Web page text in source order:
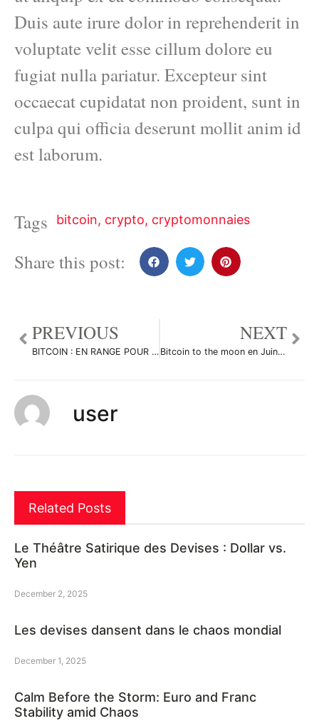
Duis aute irure dolor in reprehenderit in
voluptate velit esse cillum dolore eu
fugiat nulla pariatur. Excepteur sint
occaecat cupidatat non proident, sunt in
culpa qui officia deserunt mollit anim id
est laborum.
Tags bitcoin, crypto, cryptomonnaies
Share this post:
PREVIOUS
BITCOIN : EN RANGE POUR LE MOMENT par NOURCAPITAL
NEXT
Bitcoin to the moon en Juin? par TadingTry
user
Related Posts
Le Théâtre Satirique des Devises : Dollar vs.
Yen
December 2, 2025
Les devises dansent dans le chaos mondial
December 1, 2025
Calm Before the Storm: Euro and Franc
Stability amid Chaos